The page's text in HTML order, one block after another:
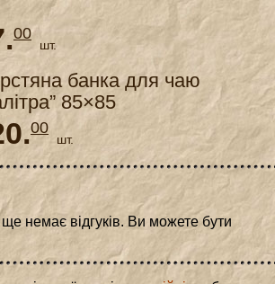
00
шт.
банка для чаю
85×85
00
шт.
немає відгуків. Ви можете бути